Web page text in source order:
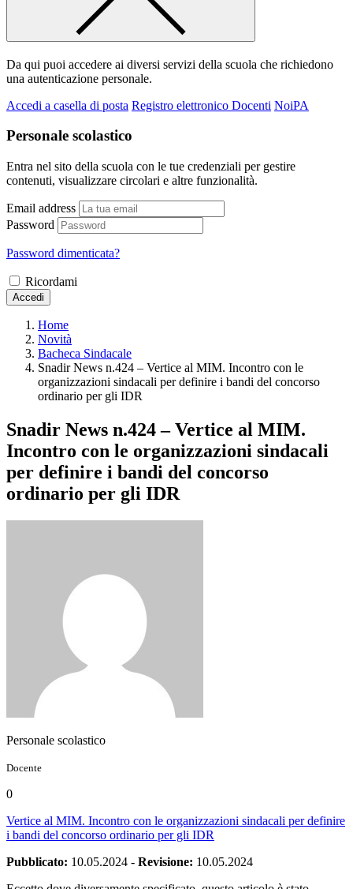
Da qui puoi accedere ai diversi servizi della scuola che richiedono
una autenticazione personale.
Accedi a casella di posta Registro elettronico Docenti NoiPA
Personale scolastico
Entra nel sito della scuola con le tue credenziali per gestire
contenuti, visualizzare circolari e altre funzionalità.
Email address
Password
Password dimenticata?
Ricordami
Accedi
Home
Novità
Bacheca Sindacale
Snadir News n.424 – Vertice al MIM. Incontro con le
organizzazioni sindacali per definire i bandi del concorso
ordinario per gli IDR
Snadir News n.424 – Vertice al MIM.
Incontro con le organizzazioni sindacali
per definire i bandi del concorso
ordinario per gli IDR
Personale scolastico
Docente
0
Vertice al MIM. Incontro con le organizzazioni sindacali per definire
i bandi del concorso ordinario per gli IDR
Pubblicato: 10.05.2024 - Revisione: 10.05.2024